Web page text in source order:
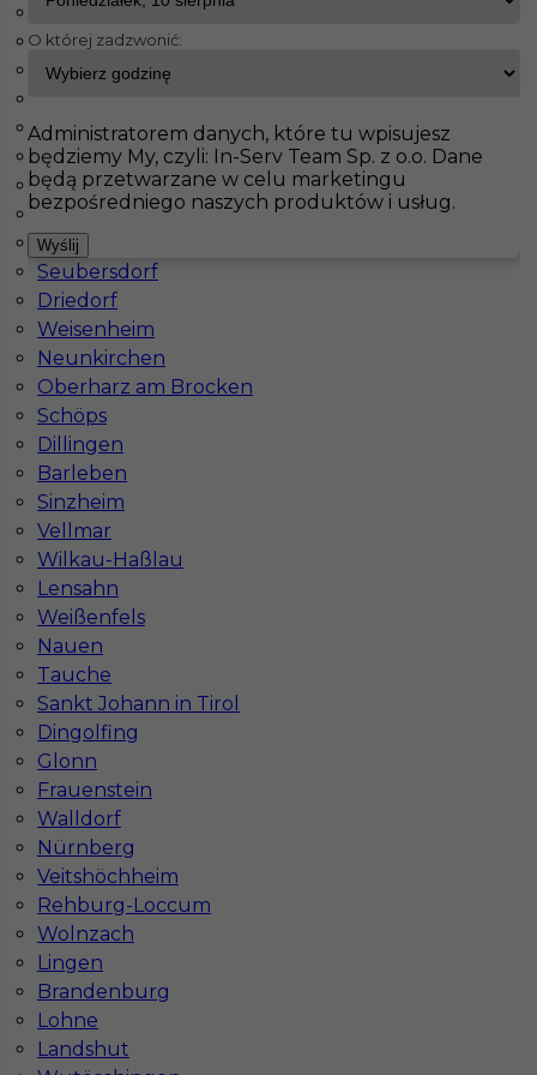
InServ Oferty pracy
Pokaż filtr
Haiterbach
Badendorf
Albig
Klettgau
Thale
Bisingen
Schorndorf
Meinersen
Seubersdorf
Driedorf
Weisenheim
Neunkirchen
Oberharz am Brocken
Schöps
Dillingen
Barleben
Sinzheim
Vellmar
Wilkau-Haßlau
Lensahn
Weißenfels
Nauen
Tauche
Sankt Johann in Tirol
Dingolfing
Glonn
Frauenstein
Walldorf
Nürnberg
Veitshöchheim
Rehburg-Loccum
Wolnzach
Lingen
Brandenburg
Lohne
Landshut
Praca dla Brukarza za granicą
Kategoria
Lokalizacja Niemcy
Wymagane języki
Stawka 16 - 18 € / h
1
Znaleziono 1 wyników
Jak znaleźć pracę za granicą?
Czy praca Niemcy na budowie nadal się
opłaca przy obecnych kosztach życia?
O której zadzwonić:
Administratorem danych, które tu wpisujesz
będziemy My, czyli: In-Serv Team Sp. z o.o. Dane
będą przetwarzane w celu marketingu
bezpośredniego naszych produktów i usług.
Wyślij